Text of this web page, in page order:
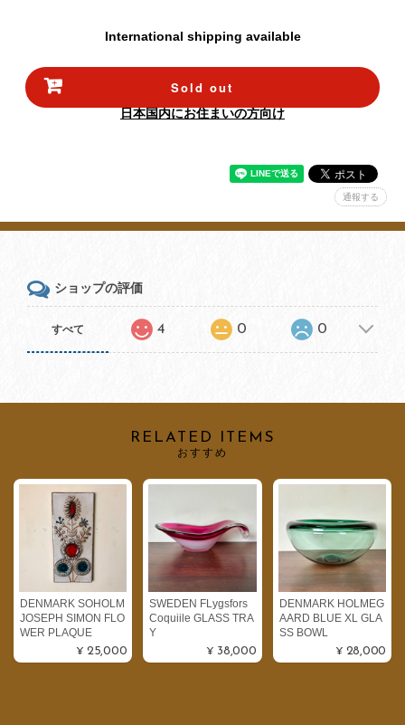
International shipping available
Sold out
日本国内にお住まいの方向け
通報する
ショップの評価
すべて 4 0 0
RELATED ITEMS
おすすめ
DENMARK SOHOLM
JOSEPH SIMON FLO
WER PLAQUE
¥25,000
SWEDEN FLygsfors
Coquiile GLASS TRA
Y
¥38,000
DENMARK HOLMEG
AARD BLUE XL GLA
SS BOWL
¥28,000